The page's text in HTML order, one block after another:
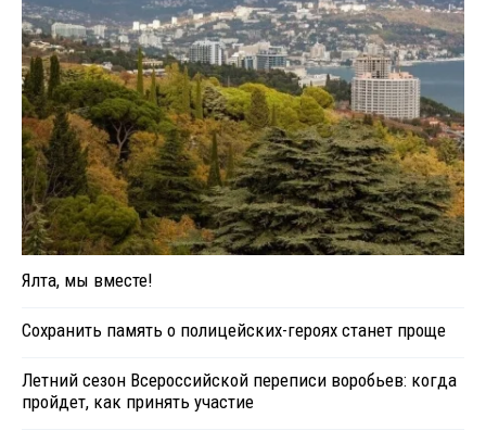
Ялта, мы вместе!
Сохранить память о полицейских-героях станет проще
Летний сезон Всероссийской переписи воробьев: когда
пройдет, как принять участие